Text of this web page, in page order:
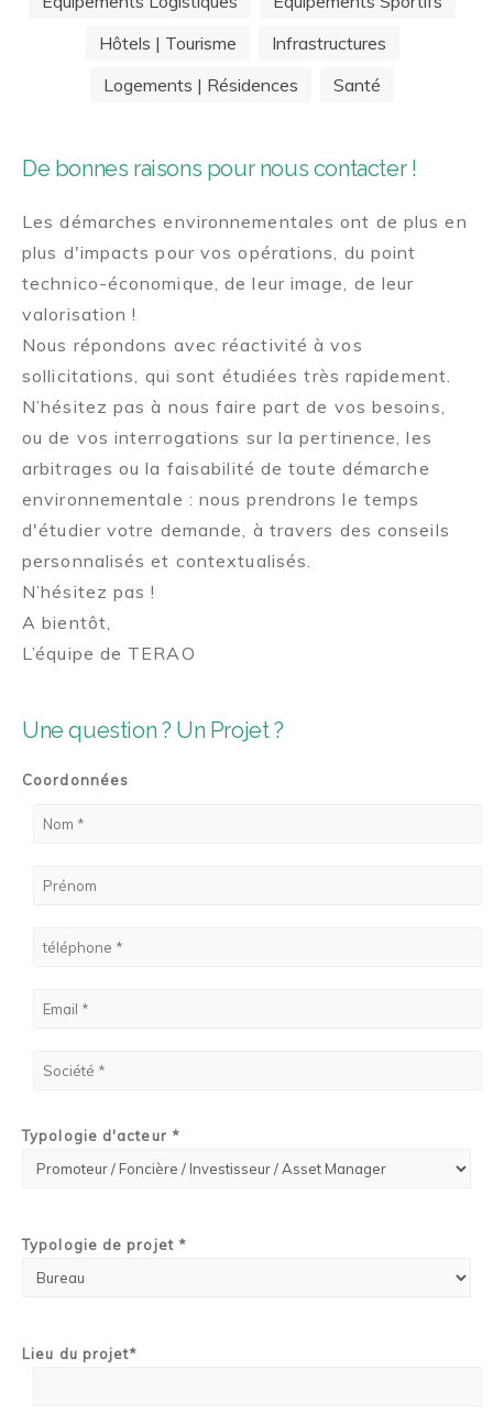
Hôtels | Tourisme
Infrastructures
Logements | Résidences
Santé
Une question ? Un Projet ?
Coordonnées
Typologie d'acteur *
Typologie de projet *
Lieu du projet*
De bonnes raisons pour nous contacter !
Les démarches environnementales ont de plus en
plus d'impacts pour vos opérations, du point
technico-économique, de leur image, de leur
valorisation !
Nous répondons avec réactivité à vos
sollicitations, qui sont étudiées très rapidement.
N’hésitez pas à nous faire part de vos besoins,
ou de vos interrogations sur la pertinence, les
arbitrages ou la faisabilité de toute démarche
environnementale : nous prendrons le temps
d'étudier votre demande, à travers des conseils
personnalisés et contextualisés.
N’hésitez pas !
A bientôt,
L’équipe de TERAO